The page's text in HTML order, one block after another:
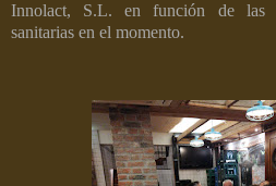
Innolact, S.L. en función de las
sanitarias en el momento.